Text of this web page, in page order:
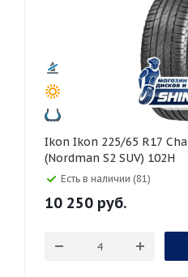
Ikon Ikon 225/65 R17 Character Aqua SUV
(Nordman S2 SUV) 102H
Есть в наличии (81)
10 250 руб.